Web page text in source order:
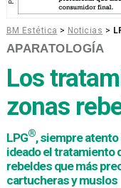
BM Estética > Noticias >
APARATOLOGÍA
Los
zonas
LPG®, siempre atento
ideado el tratamiento
rebeldes que más
cartucheras y muslos